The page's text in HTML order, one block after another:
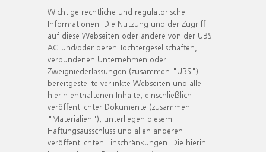
Wichtige rechtliche und regulatorische
Informationen. Die Nutzung und der Zugriff
auf diese Webseiten oder andere von der UBS
AG und/oder deren Tochtergesellschaften,
verbundenen Unternehmen oder
Zweigniederlassungen (zusammen "UBS")
bereitgestellte verlinkte Webseiten und alle
hierin enthaltenen Inhalte, einschließlich
veröffentlichter Dokumente (zusammen
"Materialien"), unterliegen diesem
Haftungsausschluss und allen anderen
veröffentlichten Einschränkungen. Die hierin